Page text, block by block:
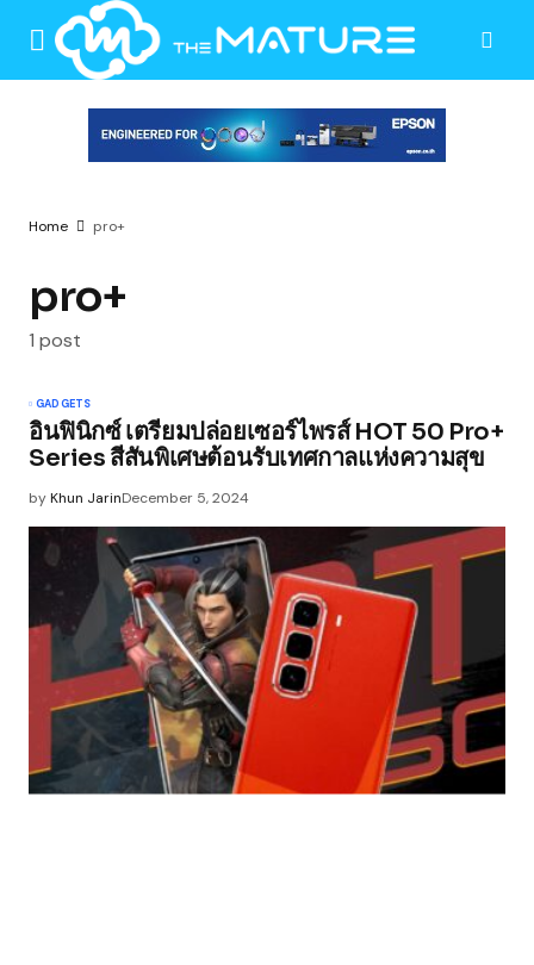
Home pro+
pro+
1 post
GADGETS
อินฟินิกซ์ เตรียมปล่อยเซอร์ไพรส์ HOT 50 Pro+
Series สีสันพิเศษต้อนรับเทศกาลแห่งความสุข
byKhun JarinDecember 5, 2024